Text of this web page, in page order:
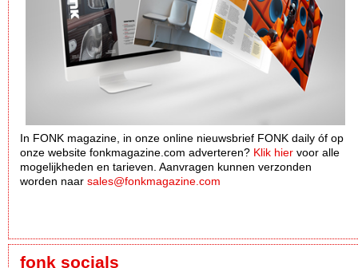
In FONK magazine, in onze online nieuwsbrief FONK daily óf op
onze website fonkmagazine.com adverteren? Klik hier voor alle
mogelijkheden en tarieven. Aanvragen kunnen verzonden
worden naar sales@fonkmagazine.com
fonk socials